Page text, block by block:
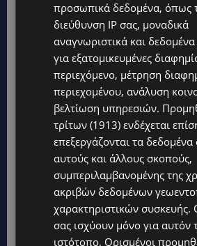
Hot this week
STORIES
ΓΕΝΕΘΛΙΟΣ ΗΜΕΡΑ: Η ηλικία
Οι άνθρωποι και οι στιγμές
ιστορία
STORIES
ΕΛΕΝΑ ΑΝΤΩΝΙΑΔΟΥ: Αγώνας
μητέρα τριών παιδιών –
στην Αγγλία
UPDATES
ΚΑΤΑΓΓΕΛΙΑ: Για άνδρα που
γυναίκες στο Δασούδι – Σε
έρευνες
προσωπικά δεδομένα, όπως
διεύθυνση IP σας, μοναδικά
αναγνωριστικά και
για εξατομικευμένες
περιεχόμενο, μέτρηση
περιεχομένου, ανάλυση
βελτίωση υπηρεσιών.
τρίτων (1913) ενδέχεται
επεξεργάζονται τα δεδομένα
αυτούς και άλλους σκοπούς,
συμπεριλαμβανομένης της
ακριβών δεδομένων
χαρακτηριστικών συσκευής.
σας ισχύουν μόνο για αυτόν
ιστότοπο. Ορισμένοι